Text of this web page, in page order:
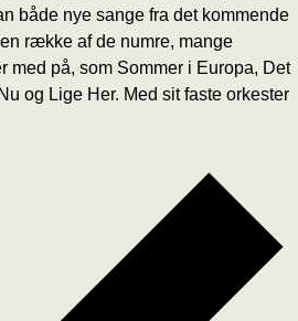
både nye sange fra det kommende
række af de numre, mange
med på, som Sommer i Europa, Det
og Lige Her. Med sit faste orkester